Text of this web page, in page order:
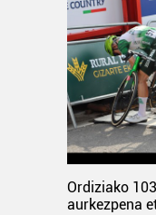
Ordiziako
aurkezpena